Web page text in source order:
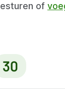
of
30